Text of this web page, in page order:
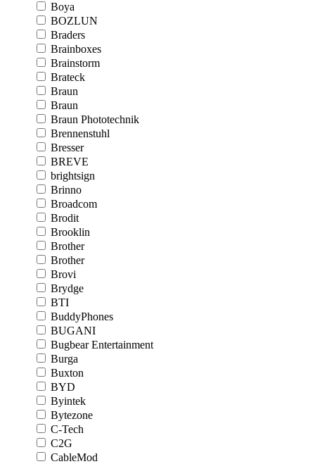
Boya
BOZLUN
Braders
Brainboxes
Brainstorm
Brateck
Braun
Braun
Braun Phototechnik
Brennenstuhl
Bresser
BREVE
brightsign
Brinno
Broadcom
Brodit
Brooklin
Brother
Brother
Brovi
Brydge
BTI
BuddyPhones
BUGANI
Bugbear Entertainment
Burga
Buxton
BYD
Byintek
Bytezone
C-Tech
C2G
CableMod